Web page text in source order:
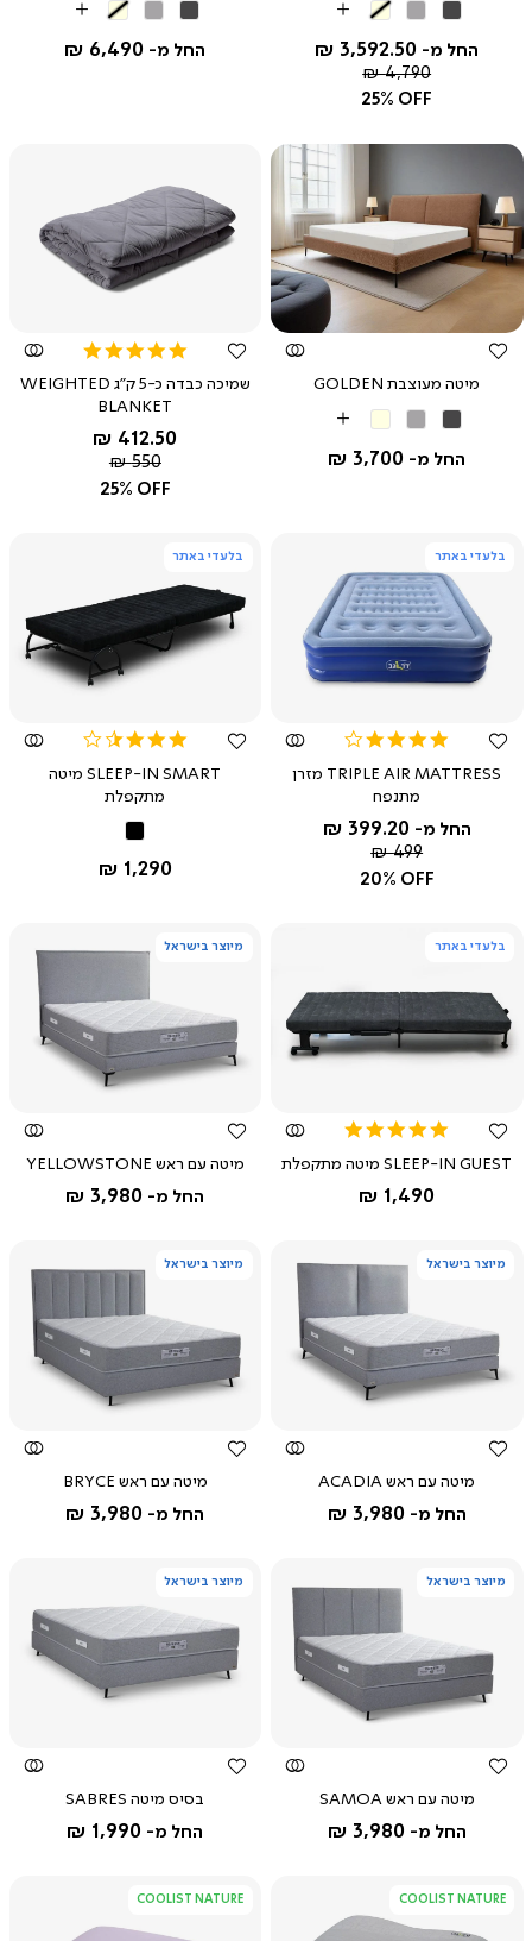
אפורבז'
More
Colors
החל מ- 3,592.50 ₪
מחיר
רגיל
4,790 ₪
25% OFF
אפורבז'
More
Colors
החל מ- 6,490 ₪
צפייה
מהירה
מיטה מעוצבת GOLDEN
More
Colors
החל מ- 3,700 ₪
צפייה
מהירה
rating
שמיכה כבדה כ-5 ק"ג WEIGHTED
BLANKET
החל מ-
412.50 ₪
מחיר
רגיל
550 ₪
25% OFF
בלעדי באתר
מהירה
4.0
rating
TRIPLE AIR MATTRESS מזרן
מתנפח
החל מ- 399.20 ₪
מחיר
רגיל
499 ₪
20% OFF
בלעדי באתר
צפייה
מהירה
rating
SLEEP-IN SMART מיטה
מתקפלת
החל מ-
1,290 ₪
בלעדי באתר
צפייה
5.0
rating
SLEEP-IN GUEST מיטה מתקפלת
החל מ-
1,490 ₪אפור
מיוצר בישראל
מהירה
מיטה עם ראש YELLOWSTONE
החל מ- 3,980 ₪
מיוצר בישראל
צפייה
מהירה
מיטה עם ראש ACADIA
החל מ- 3,980 ₪
מיוצר בישראל
מיטה עם ראש BRYCE
החל מ- 3,980 ₪
מיוצר בישראל
צפייה
מהירה
מיטה עם ראש SAMOA
החל מ- 3,980 ₪
מיוצר בישראל
מהירה
בסיס מיטה SABRES
החל מ- 1,990 ₪
COOLIST NATURE
COOLIST NATURE